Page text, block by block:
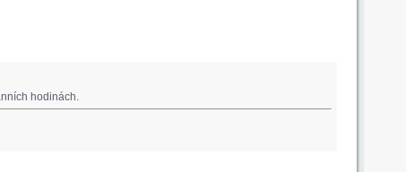
hodinách.